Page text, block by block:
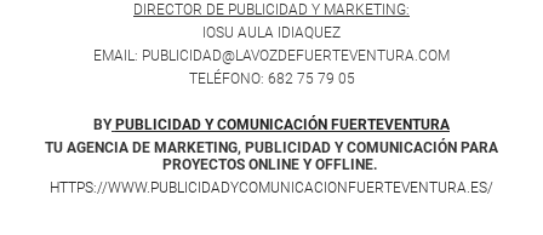
DIRECTOR DE PUBLICIDAD Y MARKETING:
IOSU AULA IDIAQUEZ
EMAIL: PUBLICIDAD@LAVOZDEFUERTEVENTURA.COM
TELÉFONO: 682 75 79 05
BY PUBLICIDAD Y COMUNICACIÓN FUERTEVENTURA
TU AGENCIA DE MARKETING, PUBLICIDAD Y COMUNICACIÓN PARA
PROYECTOS ONLINE Y OFFLINE.
HTTPS://WWW.PUBLICIDADYCOMUNICACIONFUERTEVENTURA.ES/